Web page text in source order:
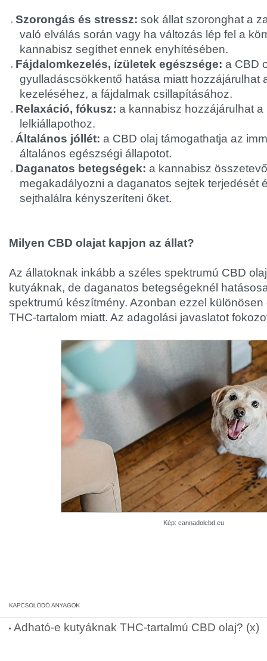
Szorongás és stressz: sok állat szoronghat a
való elválás során vagy ha változás lép fel a
kannabisz segíthet ennek enyhítésében.
Fájdalomkezelés, ízületek egészsége: a CBD
gyulladáscsökkentő hatása miatt hozzájárulhat
kezeléséhez, a fájdalmak csillapításához.
Relaxáció, fókusz: a kannabisz hozzájárulhat
lelkiállapothoz.
Általános jóllét: a CBD olaj támogathatja az
általános egészségi állapotot.
Daganatos betegségek: a kannabisz
megakadályozni a daganatos sejtek terjedését
sejthalálra kényszeríteni őket.
Milyen CBD olajat kapjon az állat?
Az állatoknak inkább a széles spektrumú CBD
kutyáknak, de daganatos betegségeknél
spektrumú készítmény. Azonban ezzel
THC-tartalom miatt. Az adagolási javaslatot
Kép: cannadolcbd.eu
Adható-e kutyáknak THC-tartalmú CBD olaj? (x)